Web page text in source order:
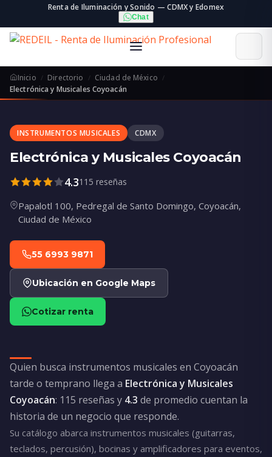
Renta de Iluminación y Sonido — CDMX y Edomex
Chat
Inicio Directorio
Ciudad de México
Electrónica y Musicales Coyoacán
INSTRUMENTOS MUSICALES CDMX
Electrónica y Musicales Coyoacán
4.3115 reseñas
Papalotl 100, Pedregal de Santo Domingo, Coyoacán,
Ciudad de México
55 6993 9871
Ubicación en Google Maps
Cotizar renta
Quien busca instrumentos musicales en Coyoacán
tarde o temprano llega a Electrónica y Musicales
Coyoacán: 115 reseñas y 4.3 de promedio cuentan la
historia de un negocio que responde.
Su catálogo abarca instrumentos musicales (guitarras,
teclados, percusión), bocinas y amplificadores para eventos,